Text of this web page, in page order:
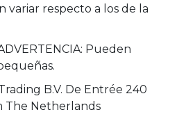
variar respecto a los de la
Pueden
B.V. De Entrée 240
The Netherlands